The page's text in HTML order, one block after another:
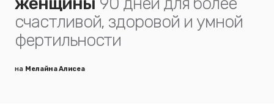
счастливой, здоровой и умной
фертильности
на Мелайна Алисеа